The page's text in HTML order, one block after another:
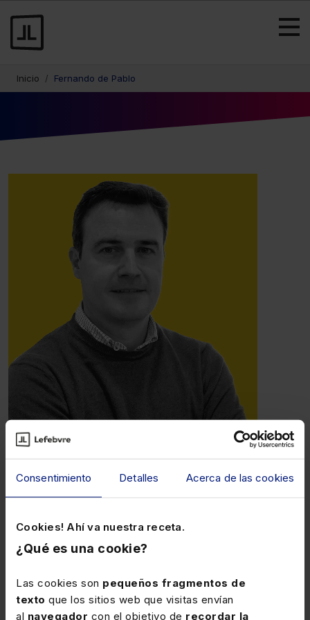
Consentimiento Detalles Acerca de las cookies
Cookies! Ahí va nuestra receta.
¿Qué es una cookie?
Las cookies son pequeños fragmentos de
texto que los sitios web que visitas envían
al navegador con el objetivo de recordar la
Inicio Fernando de Pablo
Fernando de Pablo
Conócenos
Trabaja con nosotros